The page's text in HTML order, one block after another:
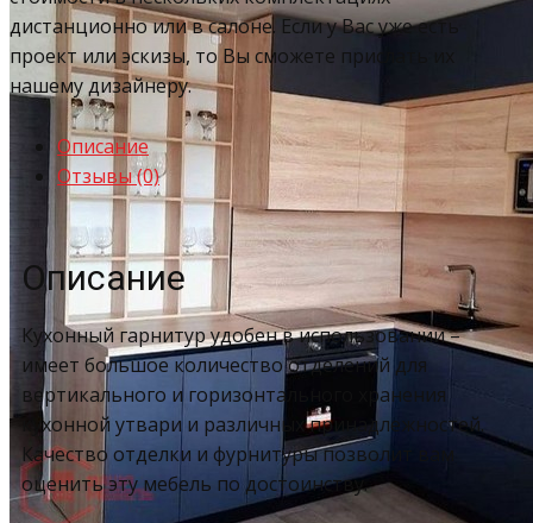
дистанционно или в салоне. Если у Вас уже есть
проект или эскизы, то Вы сможете прислать их
нашему дизайнеру.
Описание
Отзывы (0)
Описание
Кухонный гарнитур удобен в использовании –
имеет большое количество отделений для
вертикального и горизонтального хранения
кухонной утвари и различных принадлежностей.
Качество отделки и фурнитуры позволит вам
оценить эту мебель по достоинству.